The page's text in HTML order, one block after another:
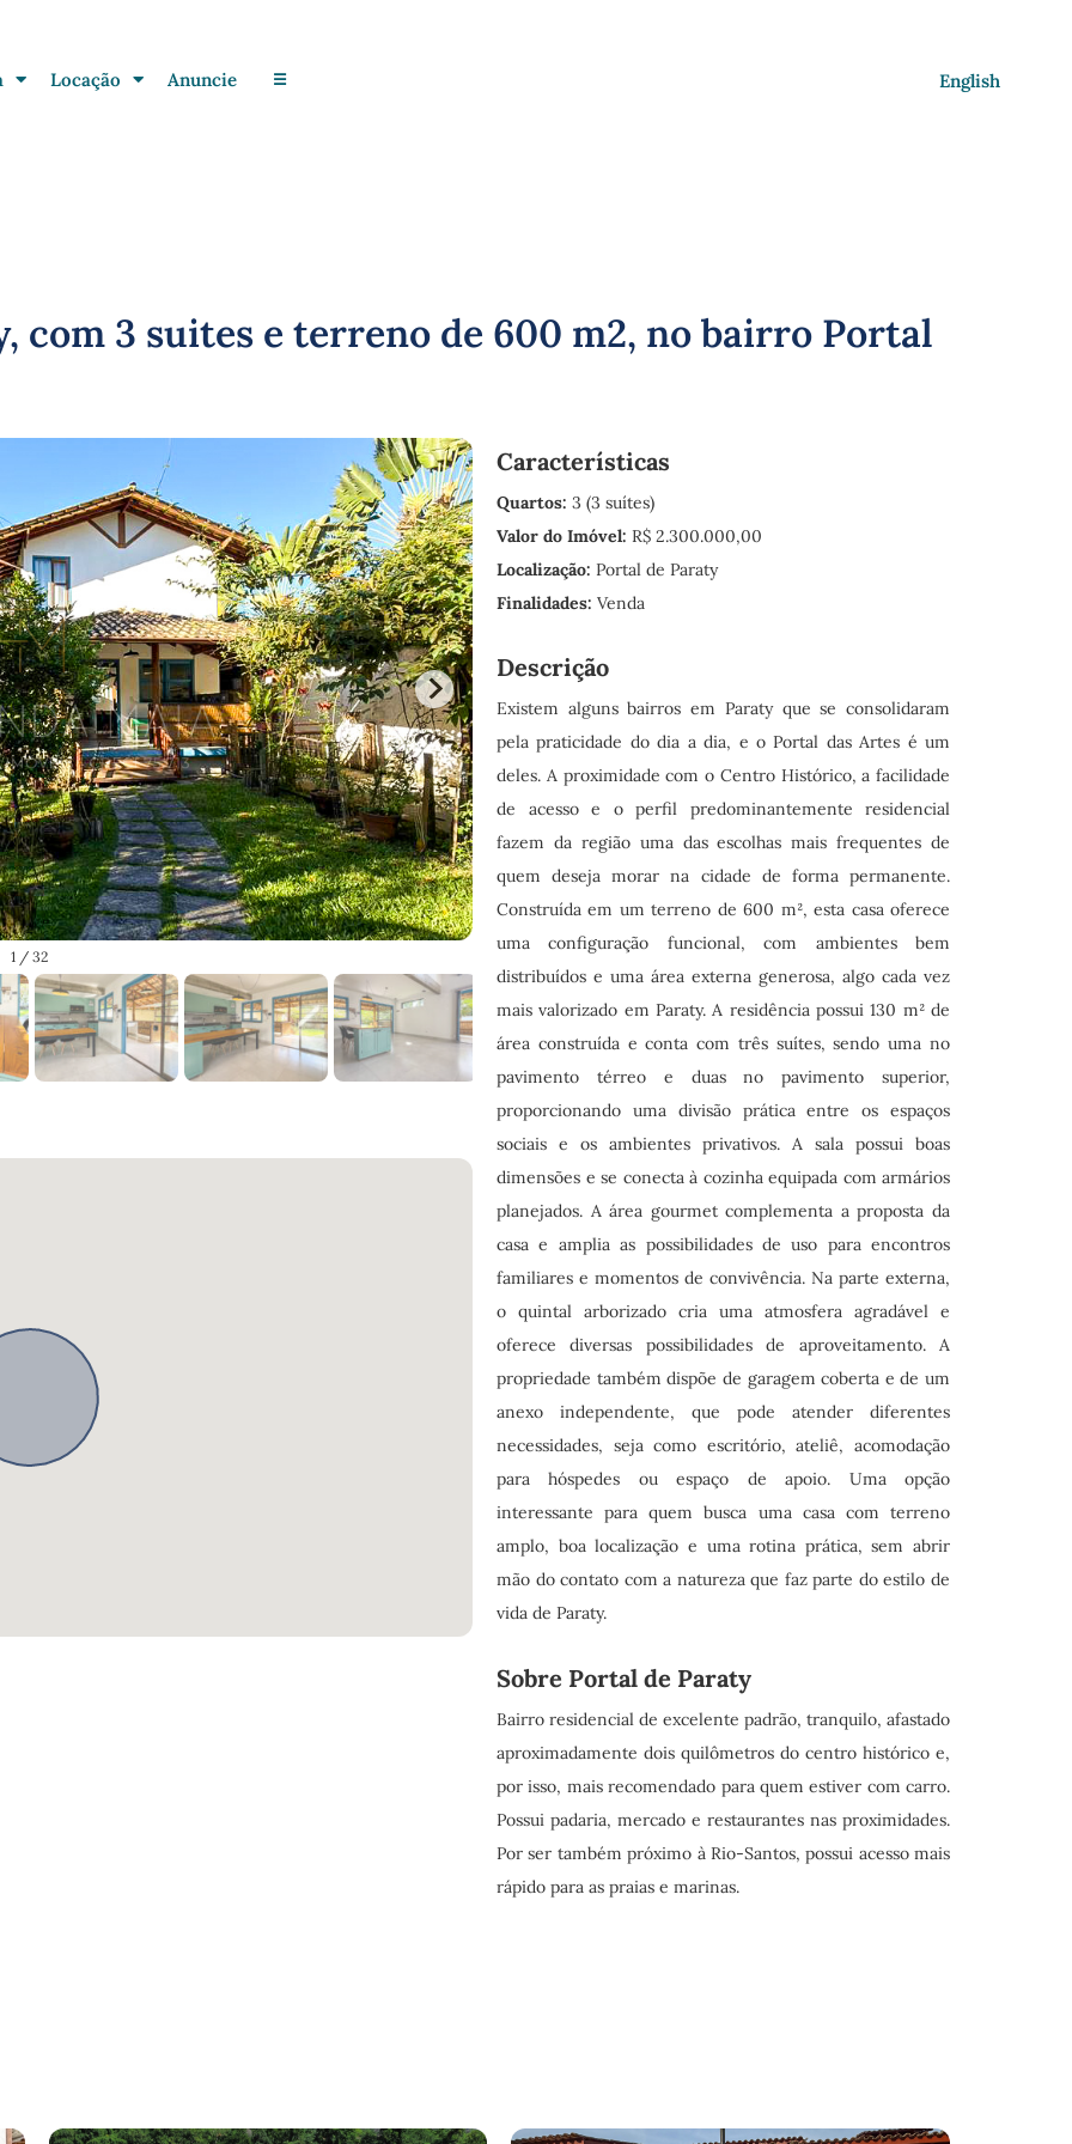
Locação Anuncie ☰ English
com 3 suites e terreno de 600 m2, no bairro Portal
1 / 32
Características
Quartos: 3 (3 suítes)
Valor do Imóvel: R$ 2.300.000,00
Localização: Portal de Paraty
Finalidades: Venda
Descrição
Existem alguns bairros em Paraty que se consolidaram
pela praticidade do dia a dia, e o Portal das Artes é um
deles. A proximidade com o Centro Histórico, a facilidade
de acesso e o perfil predominantemente residencial
fazem da região uma das escolhas mais frequentes de
quem deseja morar na cidade de forma permanente.
Construída em um terreno de 600 m², esta casa oferece
uma configuração funcional, com ambientes bem
distribuídos e uma área externa generosa, algo cada vez
mais valorizado em Paraty. A residência possui 130 m² de
área construída e conta com três suítes, sendo uma no
pavimento térreo e duas no pavimento superior,
proporcionando uma divisão prática entre os espaços
sociais e os ambientes privativos. A sala possui boas
dimensões e se conecta à cozinha equipada com armários
planejados. A área gourmet complementa a proposta da
casa e amplia as possibilidades de uso para encontros
familiares e momentos de convivência. Na parte externa,
o quintal arborizado cria uma atmosfera agradável e
oferece diversas possibilidades de aproveitamento. A
propriedade também dispõe de garagem coberta e de um
anexo independente, que pode atender diferentes
necessidades, seja como escritório, ateliê, acomodação
para hóspedes ou espaço de apoio. Uma opção
interessante para quem busca uma casa com terreno
amplo, boa localização e uma rotina prática, sem abrir
mão do contato com a natureza que faz parte do estilo de
vida de Paraty.
Sobre Portal de Paraty
Bairro residencial de excelente padrão, tranquilo, afastado
aproximadamente dois quilômetros do centro histórico e,
por isso, mais recomendado para quem estiver com carro.
Possui padaria, mercado e restaurantes nas proximidades.
Por ser também próximo à Rio-Santos, possui acesso mais
rápido para as praias e marinas.